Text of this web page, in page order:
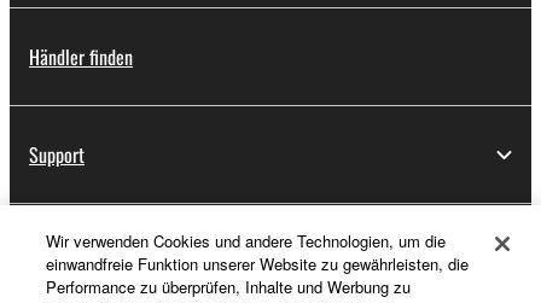
Händler finden
Support
Registrierung von „Yamaha Music ID“
Wir verwenden Cookies und andere Technologien, um die
einwandfreie Funktion unserer Website zu gewährleisten, die
Performance zu überprüfen, Inhalte und Werbung zu